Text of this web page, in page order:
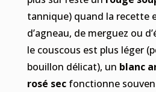
tannique) quand la recette
d’agneau, de merguez ou
le couscous est plus léger
bouillon délicat), un blanc
rosé secfonctionne